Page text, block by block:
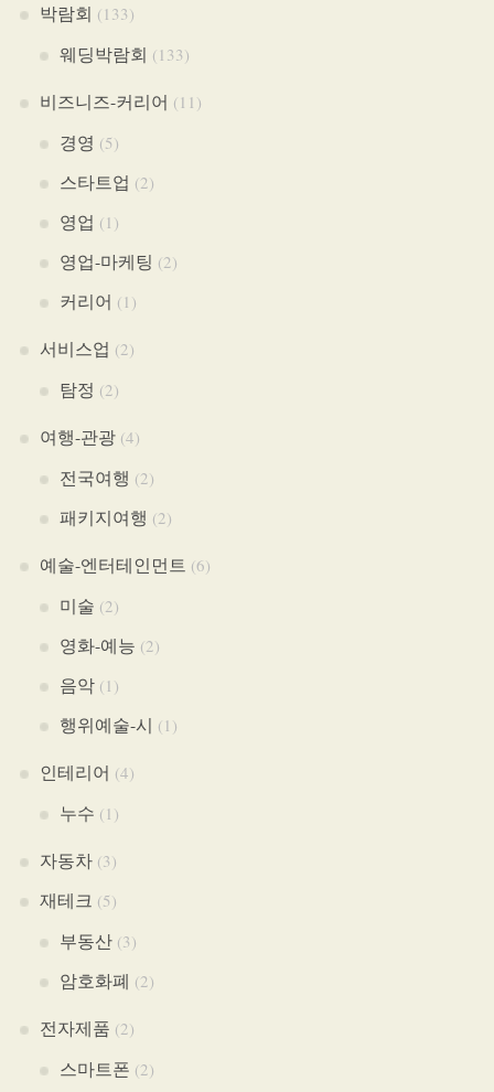
박람회 (133)
웨딩박람회 (133)
비즈니즈-커리어 (11)
경영 (5)
스타트업 (2)
영업 (1)
영업-마케팅 (2)
커리어 (1)
서비스업 (2)
탐정 (2)
여행-관광(4)
전국여행 (2)
패키지여행 (2)
예술-엔터테인먼트 (6)
미술 (2)
영화-예능 (2)
음악(1)
행위예술-시 (1)
인테리어 (4)
누수 (1)
자동차(3)
재테크 (5)
부동산(3)
암호화폐 (2)
전자제품 (2)
스마트폰 (2)